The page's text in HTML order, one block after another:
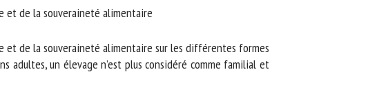
et de la souveraineté alimentaire
de la souveraineté alimentaire sur les différentes formes
adultes, un élevage n’est plus considéré comme familial et